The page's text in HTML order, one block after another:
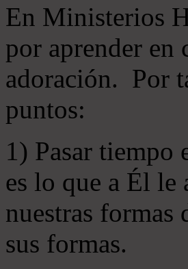
En Ministerios
por aprender en
adoración. Por
puntos:
1) Pasar tiempo
es lo que a Él le
nuestras formas
sus formas.